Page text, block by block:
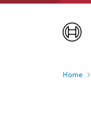
Home